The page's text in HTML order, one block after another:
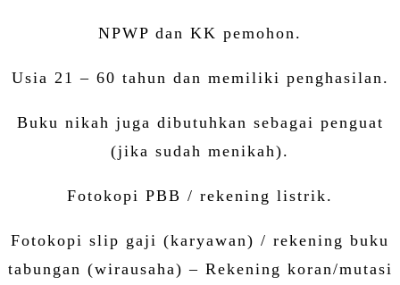
NPWP dan KK pemohon.
Usia 21 – 60 tahun dan memiliki penghasilan.
Buku nikah juga dibutuhkan sebagai penguat
(jika sudah menikah).
Fotokopi PBB / rekening listrik.
Fotokopi slip gaji (karyawan) / rekening buku
tabungan (wirausaha) – Rekening koran/mutasi